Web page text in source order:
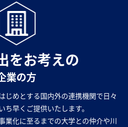
をお考えの
業の方
じめとする国内外の連携機関で日々
早くご提供いたします。
業化に至るまでの大学との仲介や川